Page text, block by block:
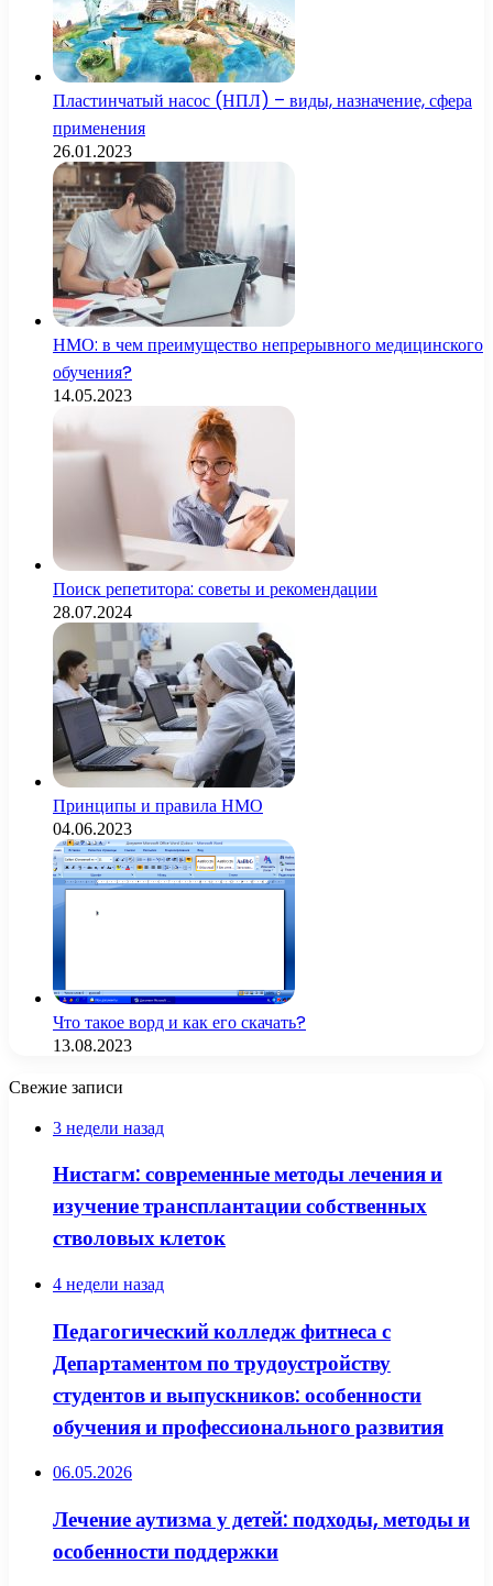
Пластинчатый насос (НПЛ) – виды, назначение, сфера
применения
26.01.2023
НМО: в чем преимущество непрерывного медицинского
обучения?
14.05.2023
Поиск репетитора: советы и рекомендации
28.07.2024
Принципы и правила НМО
04.06.2023
Что такое ворд и как его скачать?
13.08.2023
Свежие записи
3 недели назад
Нистагм: современные методы лечения и
изучение трансплантации собственных
стволовых клеток
4 недели назад
Педагогический колледж фитнеса с
Департаментом по трудоустройству
студентов и выпускников: особенности
обучения и профессионального развития
06.05.2026
Лечение аутизма у детей: подходы, методы и
особенности поддержки